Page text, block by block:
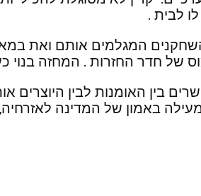
לבית .
המגלמים אותם ואת
של חדר החזרות . המחזה בנוי
בין האומנות לבין היוצרים
באמון של המדינה